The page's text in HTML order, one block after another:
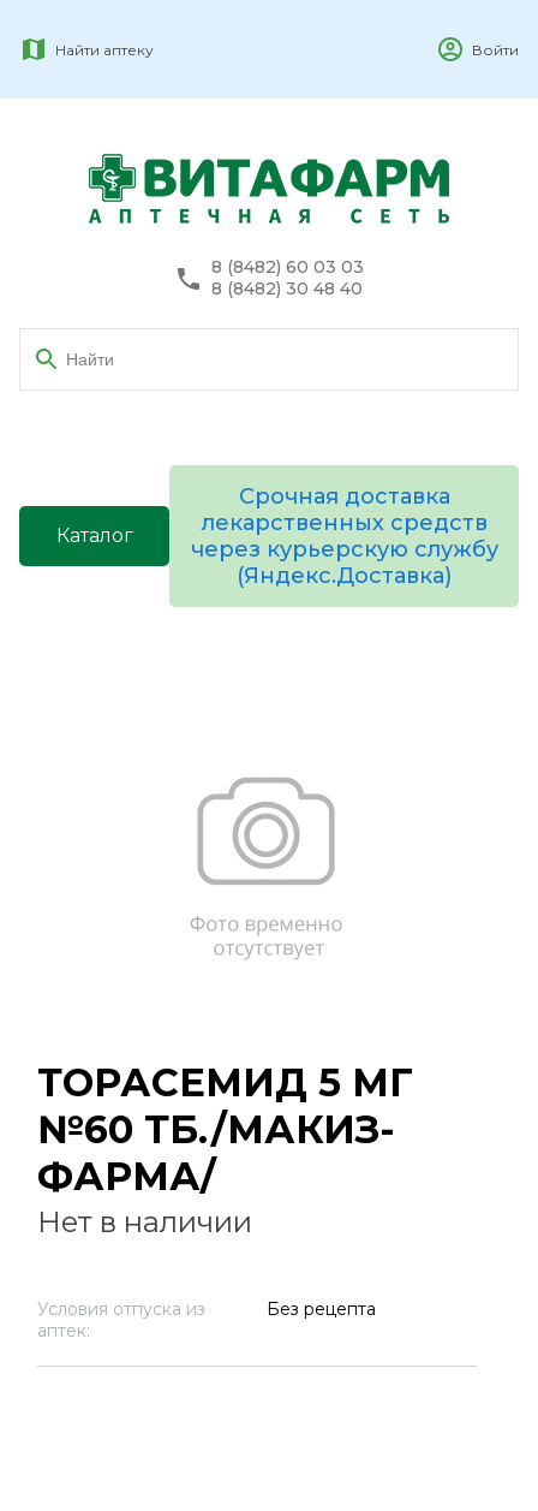
Найти аптеку Войти
8 (8482) 60 03 03
8 (8482) 30 48 40
Каталог
Срочная доставка
лекарственных средств
через курьерскую службу
(Яндекс.Доставка)
ТОРАСЕМИД 5 МГ
№60 ТБ./МАКИЗ-
ФАРМА/
Нет в наличии
Условия отпуска из
аптек:
Без рецепта